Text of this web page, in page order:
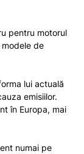
pentru motorul
de
lui actuală
emisiilor.
în Europa, mai
numai pe